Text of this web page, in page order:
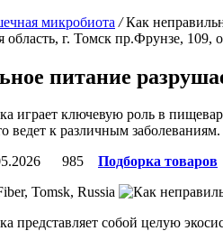
микробиота / Как
область, г. Томск пр.Фрунзе, 109,
питание
играет ключевую роль в
ведет к различным
985
Подборка товаров
Tomsk, Russia
представляет собой целую